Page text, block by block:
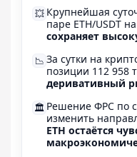
💥 Крупнейшая
паре ETH/USDT
сохраняет
📉 За сутки на
позиции 112 958
деривативный
🏛️ Решение ФРС по
изменить
ETH остаётся